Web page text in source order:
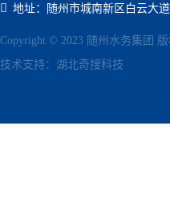
 地址：随州市城南新区白云大
Copyright © 2023 随州水务集团 版
技术支持： 湖北奇搜科技